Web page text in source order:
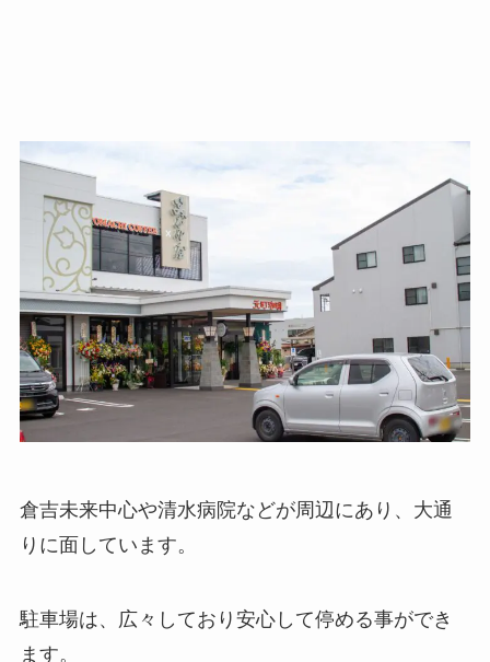
倉吉未来中心や清水病院などが周辺にあり、大通
りに面しています。
駐車場は、広々しており安心して停める事ができ
ます。